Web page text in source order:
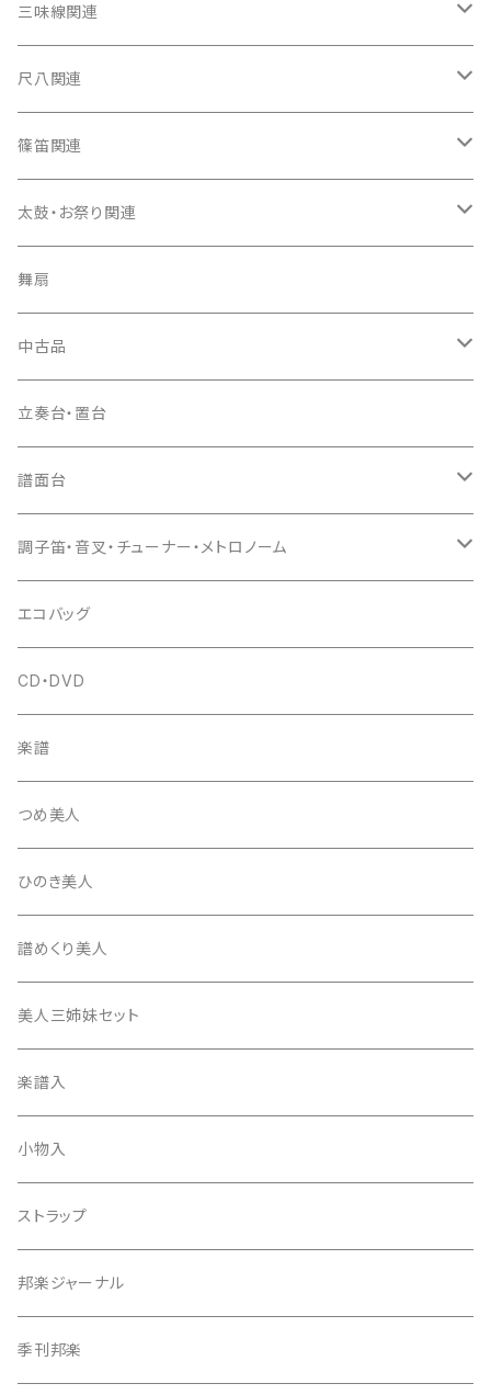
箏（本体）
箏カバー
箏袋
口前袋・尾布
爪・爪輪
爪入
爪駒入
猫足入
爪ばさみ
箏柱
柱入
平柱入
三角柱入
琴台
13絃用琴台（低）
13絃用琴台（高）
桐柱箱
消音フェルト
三味線関連
三味線（本体）
三味線ケース
長トランク・三ツ折トランク
ソフトケース
雨用カバー
長袋・三ツ組袋・胴袋
胴掛
根緒
糸
(丸三) 寿糸
はつね糸
駒
地唄駒
長唄駒
糸駒入
爪駒入
撥入
一丁撥入
三角撥入（ファスナー式）
撥
長唄・民謡撥
地唄撥
撥さや
撥滑り止めゴム
ひざゴム・胴ゴム・おひざもと
天神袋
天神巾着
指すり
つぼシール
撥皮・撥皮のり
尺八関連
尺八（本体）
尺八袋
歌口キャップ
つゆ切り
篠笛関連
篠笛（本体）
お祭り用６穴
お祭り用７穴
篠笛袋
太鼓・お祭り関連
太鼓（本体）
太鼓撥
手拍子（チャンチャン）
当り鉦
シュモク（当り鉦バチ）
舞扇
中古品
箏（本体）
三味線（本体）
立奏台・置台
譜面台
座奏用譜面台
立奏用譜面台
調子笛・音叉・チューナー・メトロノーム
調子笛・音叉
チューナー・メトロノーム
エコバッグ
CD・DVD
楽譜
つめ美人
ひのき美人
譜めくり美人
美人三姉妹セット
楽譜入
小物入
ストラップ
邦楽ジャーナル
季刊邦楽